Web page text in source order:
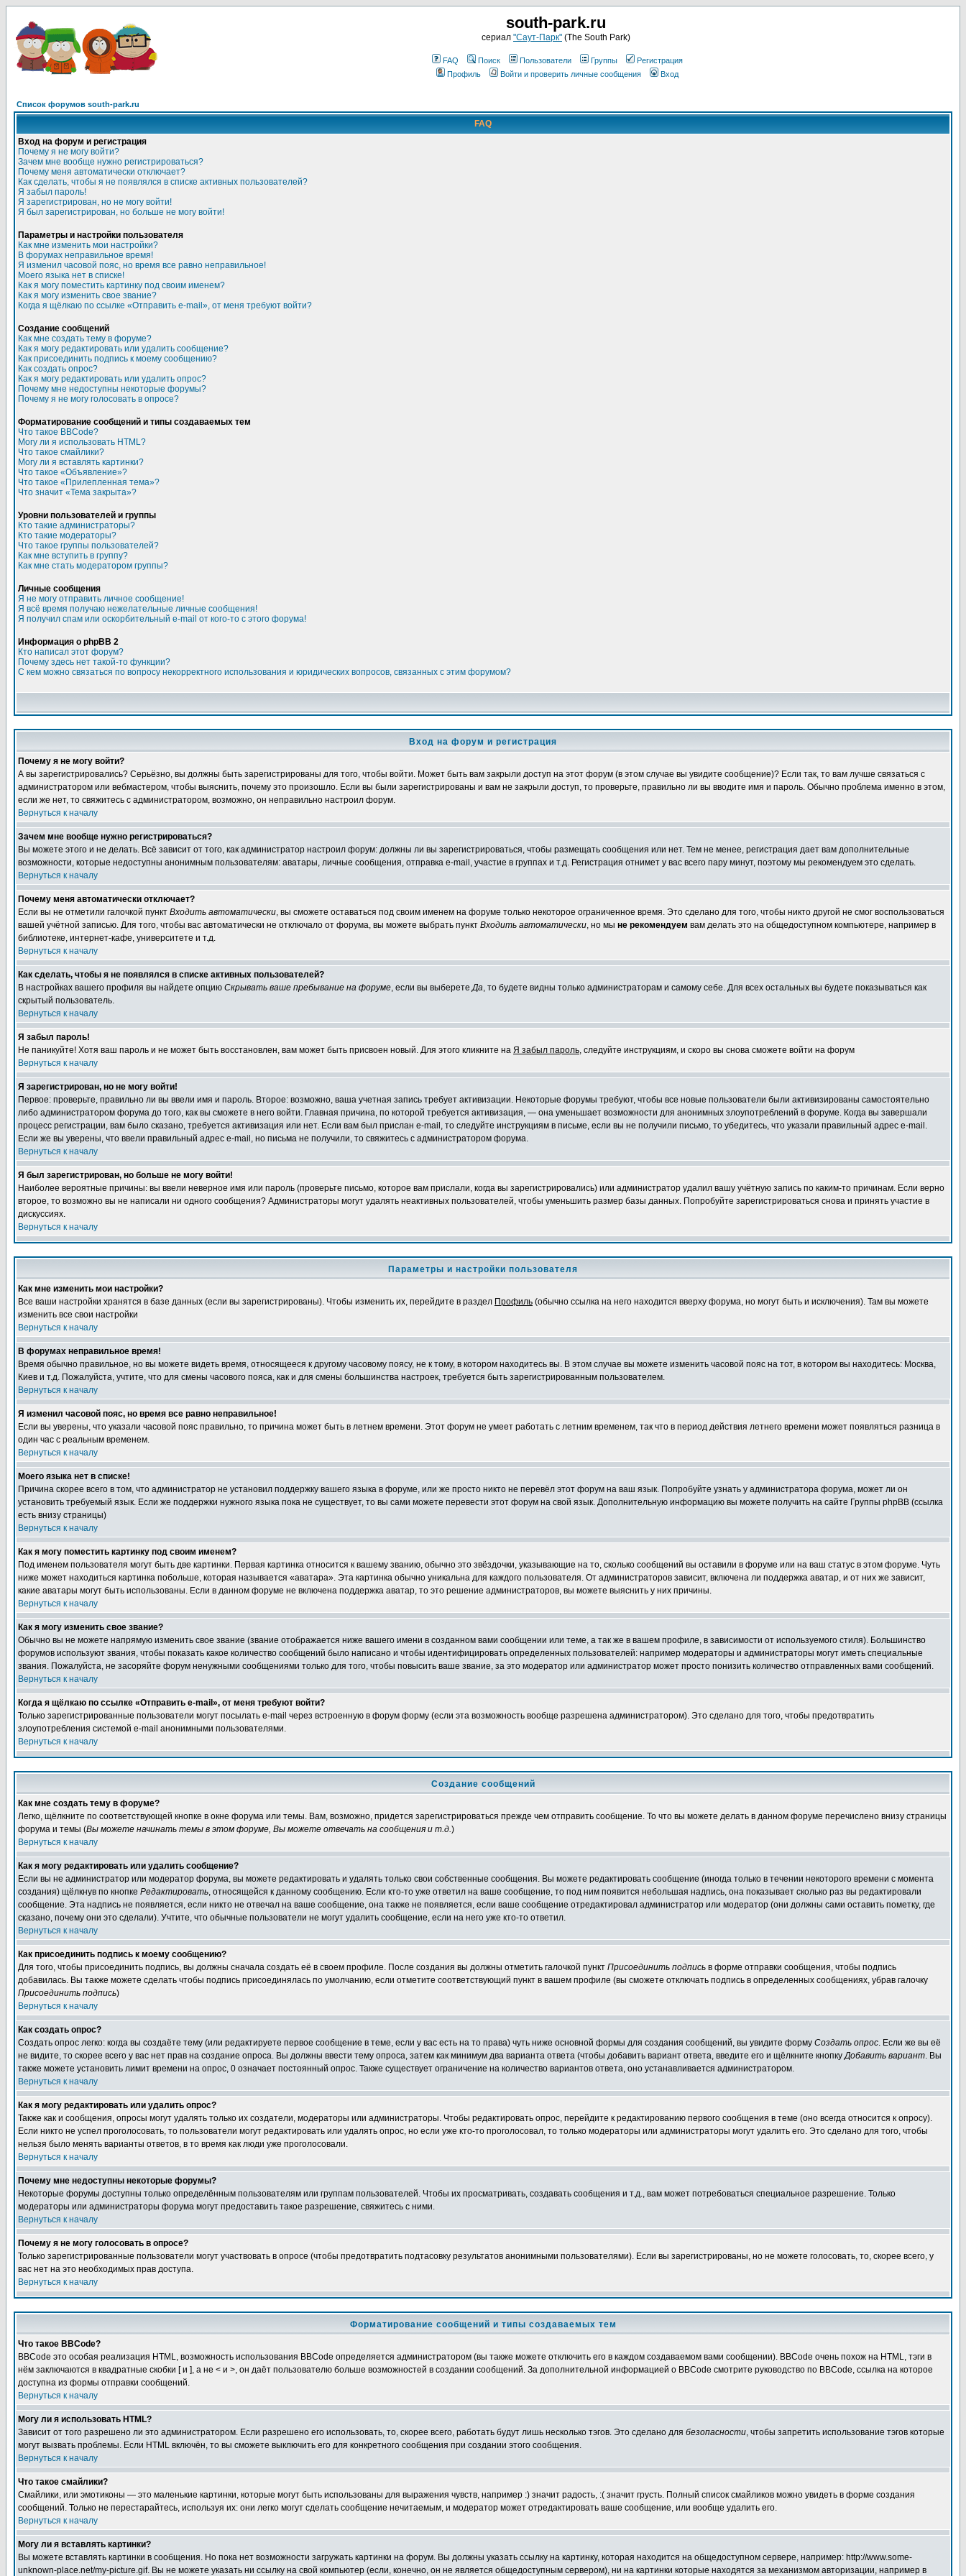
south-park.ru
сериал "Саут-Парк" (The South Park)
FAQ Поиск Пользователи Группы
Регистрация
Профиль
Войти и проверить личные сообщения Вход
Список форумов south-park.ru
FAQ
Вход на форум и регистрация
Почему я не могу войти?
Зачем мне вообще нужно регистрироваться?
Почему меня автоматически отключает?
Как сделать, чтобы я не появлялся в списке активных пользователей?
Я забыл пароль!
Я зарегистрирован, но не могу войти!
Я был зарегистрирован, но больше не могу войти!
Параметры и настройки пользователя
Как мне изменить мои настройки?
В форумах неправильное время!
Я изменил часовой пояс, но время все равно неправильное!
Моего языка нет в списке!
Как я могу поместить картинку под своим именем?
Как я могу изменить свое звание?
Когда я щёлкаю по ссылке «Отправить e-mail», от меня требуют войти?
Создание сообщений
Как мне создать тему в форуме?
Как я могу редактировать или удалить сообщение?
Как присоединить подпись к моему сообщению?
Как создать опрос?
Как я могу редактировать или удалить опрос?
Почему мне недоступны некоторые форумы?
Почему я не могу голосовать в опросе?
Форматирование сообщений и типы создаваемых тем
Что такое BBCode?
Могу ли я использовать HTML?
Что такое смайлики?
Могу ли я вставлять картинки?
Что такое «Объявление»?
Что такое «Прилепленная тема»?
Что значит «Тема закрыта»?
Уровни пользователей и группы
Кто такие администраторы?
Кто такие модераторы?
Что такое группы пользователей?
Как мне вступить в группу?
Как мне стать модератором группы?
Личные сообщения
Я не могу отправить личное сообщение!
Я всё время получаю нежелательные личные сообщения!
Я получил спам или оскорбительный e-mail от кого-то с этого форума!
Информация о phpBB 2
Кто написал этот форум?
Почему здесь нет такой-то функции?
С кем можно связаться по вопросу некорректного использования и юридических вопросов, связанных с этим форумом?
Вход на форум и регистрация
Почему я не могу войти?
А вы зарегистрировались? Серьёзно, вы должны быть зарегистрированы для того, чтобы войти. Может быть вам закрыли доступ на этот форум (в этом случае вы увидите сообщение)? Если так, то вам лучше связаться с
администратором или вебмастером, чтобы выяснить, почему это произошло. Если вы были зарегистрированы и вам не закрыли доступ, то проверьте, правильно ли вы вводите имя и пароль. Обычно проблема именно в этом,
если же нет, то свяжитесь с администратором, возможно, он неправильно настроил форум.
Вернуться к началу
Зачем мне вообще нужно регистрироваться?
Вы можете этого и не делать. Всё зависит от того, как администратор настроил форум: должны ли вы зарегистрироваться, чтобы размещать сообщения или нет. Тем не менее, регистрация дает вам дополнительные
возможности, которые недоступны анонимным пользователям: аватары, личные сообщения, отправка e-mail, участие в группах и т.д. Регистрация отнимет у вас всего пару минут, поэтому мы рекомендуем это сделать.
Вернуться к началу
Почему меня автоматически отключает?
Если вы не отметили галочкой пункт Входить автоматически, вы сможете оставаться под своим именем на форуме только некоторое ограниченное время. Это сделано для того, чтобы никто другой не смог воспользоваться
вашей учётной записью. Для того, чтобы вас автоматически не отключало от форума, вы можете выбрать пункт Входить автоматически, но мы не рекомендуем вам делать это на общедоступном компьютере, например в
библиотеке, интернет-кафе, университете и т.д.
Вернуться к началу
Как сделать, чтобы я не появлялся в списке активных пользователей?
В настройках вашего профиля вы найдете опцию Скрывать ваше пребывание на форуме, если вы выберетеДа, то будете видны только администраторам и самому себе. Для всех остальных вы будете показываться как
скрытый пользователь.
Вернуться к началу
Я забыл пароль!
Не паникуйте! Хотя ваш пароль и не может быть восстановлен, вам может быть присвоен новый. Для этого кликните на Я забыл пароль, следуйте инструкциям, и скоро вы снова сможете войти на форум
Вернуться к началу
Я зарегистрирован, но не могу войти!
Первое: проверьте, правильно ли вы ввели имя и пароль. Второе: возможно, ваша учетная запись требует активизации. Некоторые форумы требуют, чтобы все новые пользователи были активизированы самостоятельно
либо администратором форума до того, как вы сможете в него войти. Главная причина, по которой требуется активизация, — она уменьшает возможности для анонимных злоупотреблений в форуме. Когда вы завершали
процесс регистрации, вам было сказано, требуется активизация или нет. Если вам был прислан e-mail, то следуйте инструкциям в письме, если вы не получили письмо, то убедитесь, что указали правильный адрес e-mail.
Если же вы уверены, что ввели правильный адрес e-mail, но письма не получили, то свяжитесь с администратором форума.
Вернуться к началу
Я был зарегистрирован, но больше не могу войти!
Наиболее вероятные причины: вы ввели неверное имя или пароль (проверьте письмо, которое вам прислали, когда вы зарегистрировались) или администратор удалил вашу учётную запись по каким-то причинам. Если верно
второе, то возможно вы не написали ни одного сообщения? Администраторы могут удалять неактивных пользователей, чтобы уменьшить размер базы данных. Попробуйте зарегистрироваться снова и принять участие в
дискуссиях.
Вернуться к началу
Параметры и настройки пользователя
Как мне изменить мои настройки?
Все ваши настройки хранятся в базе данных (если вы зарегистрированы). Чтобы изменить их, перейдите в раздел Профиль (обычно ссылка на него находится вверху форума, но могут быть и исключения). Там вы можете
изменить все свои настройки
Вернуться к началу
В форумах неправильное время!
Время обычно правильное, но вы можете видеть время, относящееся к другому часовому поясу, не к тому, в котором находитесь вы. В этом случае вы можете изменить часовой пояс на тот, в котором вы находитесь: Москва,
Киев и т.д. Пожалуйста, учтите, что для смены часового пояса, как и для смены большинства настроек, требуется быть зарегистрированным пользователем.
Вернуться к началу
Я изменил часовой пояс, но время все равно неправильное!
Если вы уверены, что указали часовой пояс правильно, то причина может быть в летнем времени. Этот форум не умеет работать с летним временем, так что в период действия летнего времени может появляться разница в
один час с реальным временем.
Вернуться к началу
Моего языка нет в списке!
Причина скорее всего в том, что администратор не установил поддержку вашего языка в форуме, или же просто никто не перевёл этот форум на ваш язык. Попробуйте узнать у администратора форума, может ли он
установить требуемый язык. Если же поддержки нужного языка пока не существует, то вы сами можете перевести этот форум на свой язык. Дополнительную информацию вы можете получить на сайте Группы phpBB (ссылка
есть внизу страницы)
Вернуться к началу
Как я могу поместить картинку под своим именем?
Под именем пользователя могут быть две картинки. Первая картинка относится к вашему званию, обычно это звёздочки, указывающие на то, сколько сообщений вы оставили в форуме или на ваш статус в этом форуме. Чуть
ниже может находиться картинка побольше, которая называется «аватара». Эта картинка обычно уникальна для каждого пользователя. От администраторов зависит, включена ли поддержка аватар, и от них же зависит,
какие аватары могут быть использованы. Если в данном форуме не включена поддержка аватар, то это решение администраторов, вы можете выяснить у них причины.
Вернуться к началу
Как я могу изменить свое звание?
Обычно вы не можете напрямую изменить свое звание (звание отображается ниже вашего имени в созданном вами сообщении или теме, а так же в вашем профиле, в зависимости от используемого стиля). Большинство
форумов используют звания, чтобы показать какое количество сообщений было написано и чтобы идентифицировать определенных пользователей: например модераторы и администраторы могут иметь специальные
звания. Пожалуйста, не засоряйте форум ненужными сообщениями только для того, чтобы повысить ваше звание, за это модератор или администратор может просто понизить количество отправленных вами сообщений.
Вернуться к началу
Когда я щёлкаю по ссылке «Отправить e-mail», от меня требуют войти?
Только зарегистрированные пользователи могут посылать e-mail через встроенную в форум форму (если эта возможность вообще разрешена администратором). Это сделано для того, чтобы предотвратить
злоупотребления системой e-mail анонимными пользователями.
Вернуться к началу
Создание сообщений
Как мне создать тему в форуме?
Легко, щёлкните по соответствующей кнопке в окне форума или темы. Вам, возможно, придется зарегистрироваться прежде чем отправить сообщение. То что вы можете делать в данном форуме перечислено внизу страницы
форума и темы (Вы можете начинать темы в этом форуме, Вы можете отвечать на сообщения и т.д.)
Вернуться к началу
Как я могу редактировать или удалить сообщение?
Если вы не администратор или модератор форума, вы можете редактировать и удалять только свои собственные сообщения. Вы можете редактировать сообщение (иногда только в течении некоторого времени с момента
создания) щёлкнув по кнопке Редактировать, относящейся к данному сообщению. Если кто-то уже ответил на ваше сообщение, то под ним появится небольшая надпись, она показывает сколько раз вы редактировали
сообщение. Эта надпись не появляется, если никто не отвечал на ваше сообщение, она также не появляется, если ваше сообщение отредактировал администратор или модератор (они должны сами оставить пометку, где
сказано, почему они это сделали). Учтите, что обычные пользователи не могут удалить сообщение, если на него уже кто-то ответил.
Вернуться к началу
Как присоединить подпись к моему сообщению?
Для того, чтобы присоединить подпись, вы должны сначала создать её в своем профиле. После создания вы должны отметить галочкой пункт Присоединить подпись в форме отправки сообщения, чтобы подпись
добавилась. Вы также можете сделать чтобы подпись присоединялась по умолчанию, если отметите соответствующий пункт в вашем профиле (вы сможете отключать подпись в определенных сообщениях, убрав галочку
Присоединить подпись)
Вернуться к началу
Как создать опрос?
Создать опрос легко: когда вы создаёте тему (или редактируете первое сообщение в теме, если у вас есть на то права) чуть ниже основной формы для создания сообщений, вы увидите форму Создать опрос. Если же вы её
не видите, то скорее всего у вас нет прав на создание опроса. Вы должны ввести тему опроса, затем как минимум два варианта ответа (чтобы добавить вариант ответа, введите его и щёлкните кнопкуДобавить вариант. Вы
также можете установить лимит времени на опрос, 0 означает постоянный опрос. Также существует ограничение на количество вариантов ответа, оно устанавливается администратором.
Вернуться к началу
Как я могу редактировать или удалить опрос?
Также как и сообщения, опросы могут удалять только их создатели, модераторы или администраторы. Чтобы редактировать опрос, перейдите к редактированию первого сообщения в теме (оно всегда относится к опросу).
Если никто не успел проголосовать, то пользователи могут редактировать или удалять опрос, но если уже кто-то проголосовал, то только модераторы или администраторы могут удалить его. Это сделано для того, чтобы
нельзя было менять варианты ответов, в то время как люди уже проголосовали.
Вернуться к началу
Почему мне недоступны некоторые форумы?
Некоторые форумы доступны только определённым пользователям или группам пользователей. Чтобы их просматривать, создавать сообщения и т.д., вам может потребоваться специальное разрешение. Только
модераторы или администраторы форума могут предоставить такое разрешение, свяжитесь с ними.
Вернуться к началу
Почему я не могу голосовать в опросе?
Только зарегистрированные пользователи могут участвовать в опросе (чтобы предотвратить подтасовку результатов анонимными пользователями). Если вы зарегистрированы, но не можете голосовать, то, скорее всего, у
вас нет на это необходимых прав доступа.
Вернуться к началу
Форматирование сообщений и типы создаваемых тем
Что такое BBCode?
BBCode это особая реализация HTML, возможность использования BBCode определяется администратором (вы также можете отключить его в каждом создаваемом вами сообщении). BBCode очень похож на HTML, тэги в
нём заключаются в квадратные скобки [ и ], а не < и >, он даёт пользователю больше возможностей в создании сообщений. За дополнительной информацией о BBCode смотрите руководство по BBCode, ссылка на которое
доступна из формы отправки сообщений.
Вернуться к началу
Могу ли я использовать HTML?
Зависит от того разрешено ли это администратором. Если разрешено его использовать, то, скорее всего, работать будут лишь несколько тэгов. Это сделано для безопасности, чтобы запретить использование тэгов которые
могут вызвать проблемы. Если HTML включён, то вы сможете выключить его для конкретного сообщения при создании этого сообщения.
Вернуться к началу
Что такое смайлики?
Смайлики, или эмотиконы — это маленькие картинки, которые могут быть использованы для выражения чувств, например :) значит радость, :( значит грусть. Полный список смайликов можно увидеть в форме создания
сообщений. Только не перестарайтесь, используя их: они легко могут сделать сообщение нечитаемым, и модератор может отредактировать ваше сообщение, или вообще удалить его.
Вернуться к началу
Могу ли я вставлять картинки?
Вы можете вставлять картинки в сообщения. Но пока нет возможности загружать картинки на форум. Вы должны указать ссылку на картинку, которая находится на общедоступном сервере, например: http://www.some-
unknown-place.net/my-picture.gif. Вы не можете указать ни ссылку на свой компьютер (если, конечно, он не является общедоступным сервером), ни на картинки которые находятся за механизмом авторизации, например в